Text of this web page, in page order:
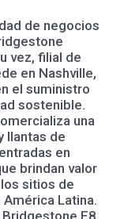
de negocios
vez, filial de
en Nashville,
el suministro
sostenible.
una
llantas de
en
brindan valor
sitios de
Latina.